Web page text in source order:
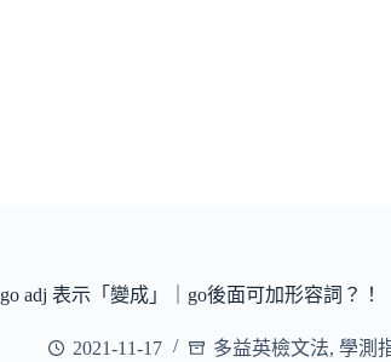
go adj 表示「變成」｜go後面可加形容詞？！
2021-11-17 多益英檢文法, 學測